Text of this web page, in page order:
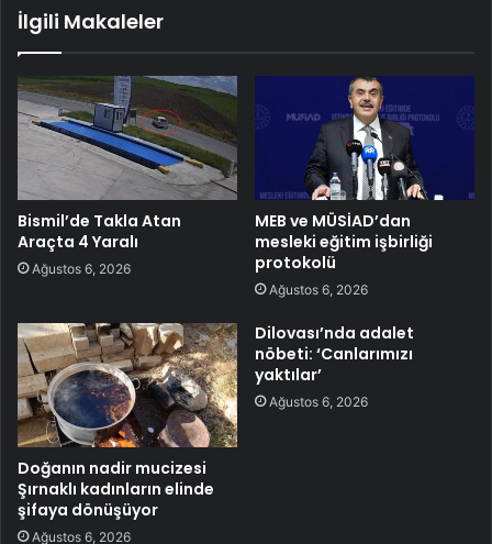
İlgili Makaleler
Bismil’de Takla Atan
Araçta 4 Yaralı
Ağustos 6, 2026
MEB ve MÜSİAD’dan
mesleki eğitim işbirliği
protokolü
Ağustos 6, 2026
Doğanın nadir mucizesi
Şırnaklı kadınların elinde
şifaya dönüşüyor
Ağustos 6, 2026
Dilovası’nda adalet
nöbeti: ‘Canlarımızı
yaktılar’
Ağustos 6, 2026